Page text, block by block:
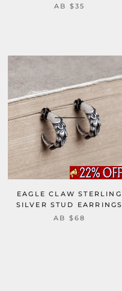
AB $35
EAGLE CLAW STERLING
SILVER STUD EARRINGS
AB $68